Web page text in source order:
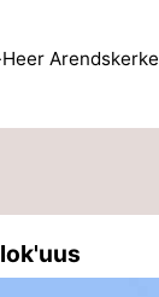
Arendskerke